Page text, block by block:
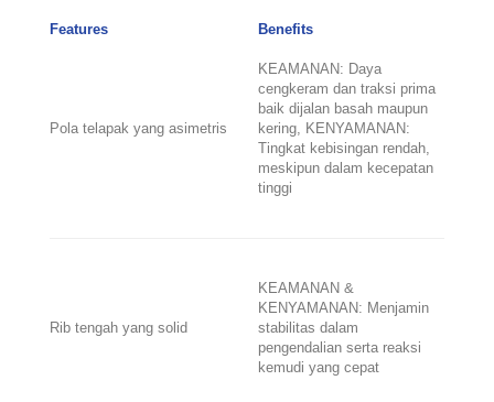
Features Benefits
Pola telapak yang asimetris
KEAMANAN: Daya
cengkeram dan traksi prima
baik dijalan basah maupun
kering, KENYAMANAN:
Tingkat kebisingan rendah,
meskipun dalam kecepatan
tinggi
Rib tengah yang solid
KEAMANAN &
KENYAMANAN: Menjamin
stabilitas dalam
pengendalian serta reaksi
kemudi yang cepat